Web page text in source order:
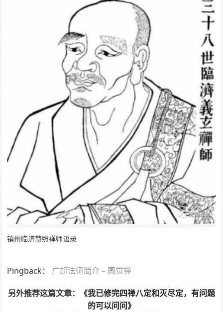
镇州临济慧照禅师语录
Pingback： 广超法师简介 – 圆觉禅
另外推荐这篇文章：
《我已修完四禅八定和灭尽定，有问题
的可以问问》